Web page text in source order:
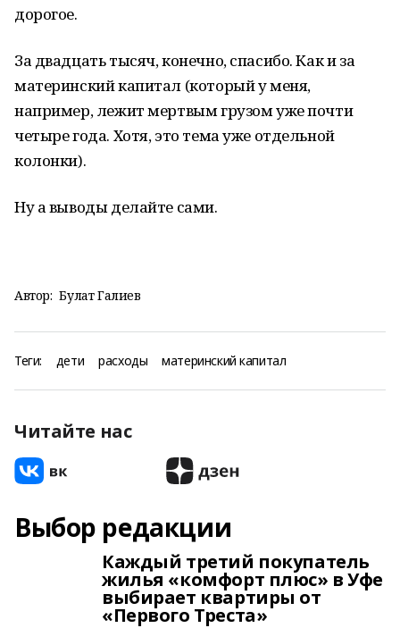
дорогое.
За двадцать тысяч, конечно, спасибо. Как и за
материнский капитал (который у меня,
например, лежит мертвым грузом уже почти
четыре года. Хотя, это тема уже отдельной
колонки).
Ну а выводы делайте сами.
Автор: Булат Галиев
Теги: дети расходы материнский капитал
Читайте нас
Выбор редакции
Каждый третий покупатель
жилья «комфорт плюс» в Уфе
выбирает квартиры от
«Первого Треста»